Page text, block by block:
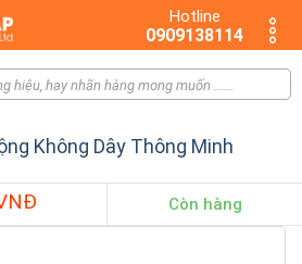
Hotline
0909138114
Không Dây Thông Minh
Còn hàng